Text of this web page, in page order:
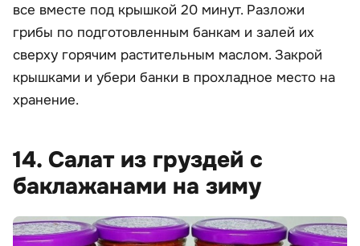
все вместе под крышкой 20 минут. Разложи
грибы по подготовленным банкам и залей их
сверху горячим растительным маслом. Закрой
крышками и убери банки в прохладное место на
хранение.
14. Салат из груздей с
баклажанами на зиму